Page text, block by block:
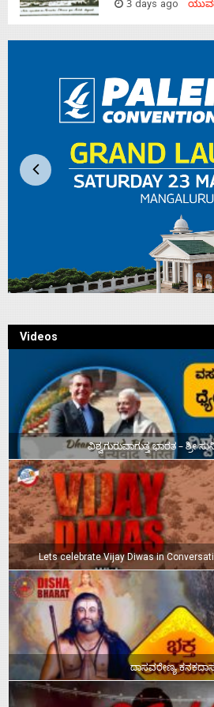
3 days ago
Videos
ವಿಶ್ವಗುರುವಾಗುತ್ತ ಭಾರತ – ಶ್ರೀ
Lets celebrate Vijay Diwas in
ದಾಸವರೇಣ್ಯ